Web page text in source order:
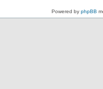
Powered by phpBB